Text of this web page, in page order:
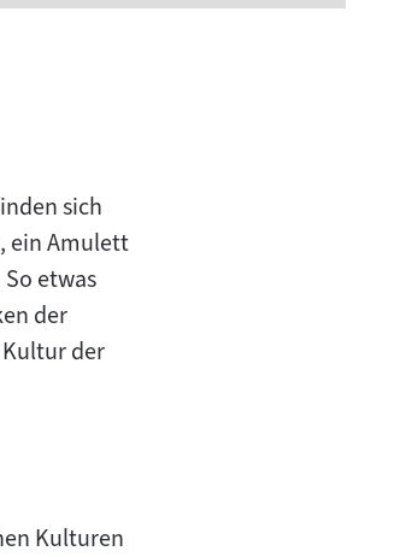
sich
ein Amulett
etwas
der
der
Kulturen